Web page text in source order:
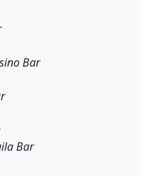
Bar
Bar